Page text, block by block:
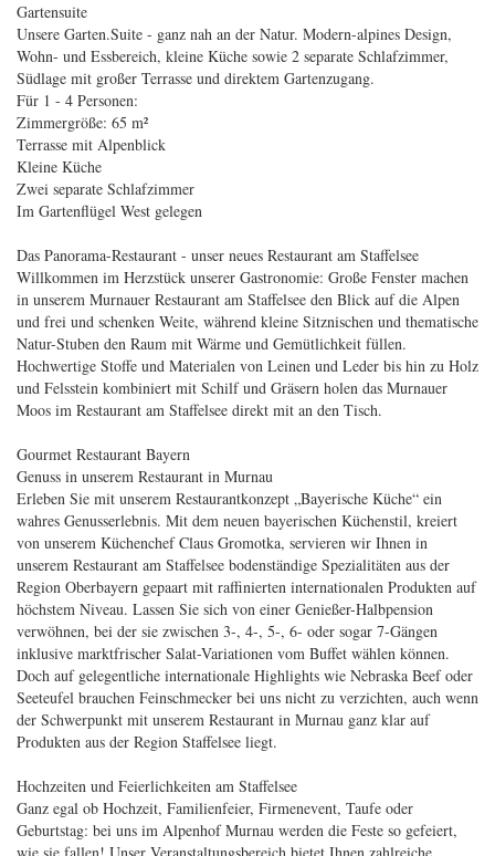
Gartensuite
Unsere Garten.Suite - ganz nah an der Natur. Modern-alpines Design,
Wohn- und Essbereich, kleine Küche sowie 2 separate Schlafzimmer,
Südlage mit großer Terrasse und direktem Gartenzugang.
Für 1 - 4 Personen:
Zimmergröße: 65 m²
Terrasse mit Alpenblick
Kleine Küche
Zwei separate Schlafzimmer
Im Gartenflügel West gelegen
Das Panorama-Restaurant - unser neues Restaurant am Staffelsee
Willkommen im Herzstück unserer Gastronomie: Große Fenster machen
in unserem Murnauer Restaurant am Staffelsee den Blick auf die Alpen
und frei und schenken Weite, während kleine Sitznischen und thematische
Natur-Stuben den Raum mit Wärme und Gemütlichkeit füllen.
Hochwertige Stoffe und Materialen von Leinen und Leder bis hin zu Holz
und Felsstein kombiniert mit Schilf und Gräsern holen das Murnauer
Moos im Restaurant am Staffelsee direkt mit an den Tisch.
Gourmet Restaurant Bayern
Genuss in unserem Restaurant in Murnau
Erleben Sie mit unserem Restaurantkonzept „Bayerische Küche“ ein
wahres Genusserlebnis. Mit dem neuen bayerischen Küchenstil, kreiert
von unserem Küchenchef Claus Gromotka, servieren wir Ihnen in
unserem Restaurant am Staffelsee bodenständige Spezialitäten aus der
Region Oberbayern gepaart mit raffinierten internationalen Produkten auf
höchstem Niveau. Lassen Sie sich von einer Genießer-Halbpension
verwöhnen, bei der sie zwischen 3-, 4-, 5-, 6- oder sogar 7-Gängen
inklusive marktfrischer Salat-Variationen vom Buffet wählen können.
Doch auf gelegentliche internationale Highlights wie Nebraska Beef oder
Seeteufel brauchen Feinschmecker bei uns nicht zu verzichten, auch wenn
der Schwerpunkt mit unserem Restaurant in Murnau ganz klar auf
Produkten aus der Region Staffelsee liegt.
Hochzeiten und Feierlichkeiten am Staffelsee
Ganz egal ob Hochzeit, Familienfeier, Firmenevent, Taufe oder
Geburtstag: bei uns im Alpenhof Murnau werden die Feste so gefeiert,